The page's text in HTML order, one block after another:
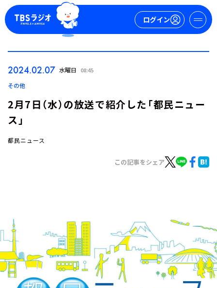
ログイン
イベント・グッズ
YouTube
会社情報
2024.02.07 水曜日 08:45
その他
2月7日（水）の放送で紹介した「都民ニュー
ス」
都民ニュース
この記事をシェア